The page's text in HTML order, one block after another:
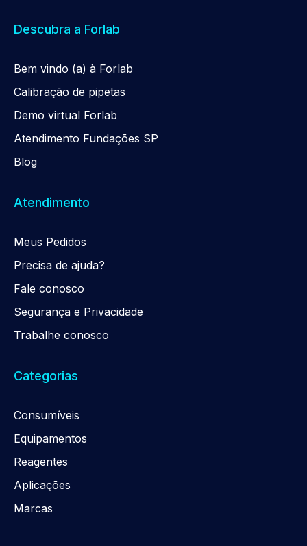
Descubra a Forlab
Bem vindo (a) à Forlab
Calibração de pipetas
Demo virtual Forlab
Atendimento Fundações SP
Blog
Atendimento
Meus Pedidos
Precisa de ajuda?
Fale conosco
Segurança e Privacidade
Trabalhe conosco
Categorias
Consumíveis
Equipamentos
Reagentes
Aplicações
Marcas